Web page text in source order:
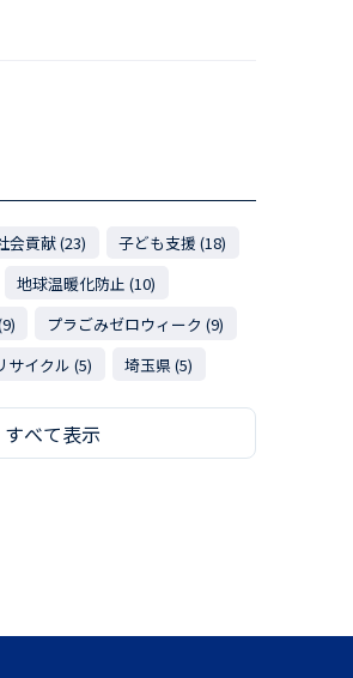
会貢献 (23)
子ども支援 (18)
地球温暖化防止 (10)
プラごみゼロウィーク (9)
サイクル (5) 埼玉県 (5)
すべて表示